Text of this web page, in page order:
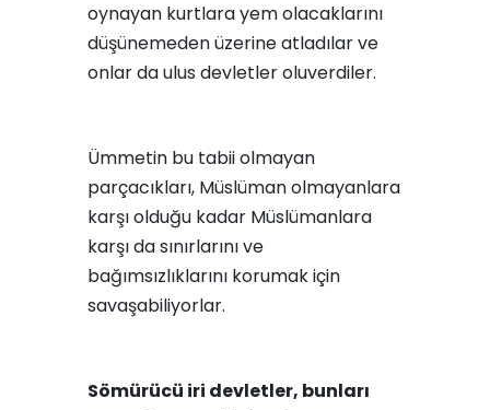
oynayan kurtlara yem olacaklarını
düşünemeden üzerine atladılar ve
onlar da ulus devletler oluverdiler.
Ümmetin bu tabii olmayan
parçacıkları, Müslüman olmayanlara
karşı olduğu kadar Müslümanlara
karşı da sınırlarını ve
bağımsızlıklarını korumak için
savaşabiliyorlar.
Sömürücü iri devletler, bunları